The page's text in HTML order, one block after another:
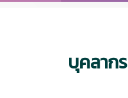
บุคลากร